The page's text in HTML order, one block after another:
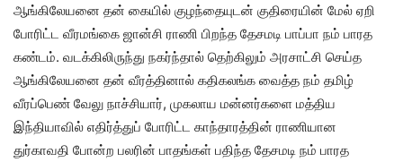
ஆங்கிலேயனை தன் கையில் குழந்தையுடன் குதிரையின் மேல் ஏறி
போரிட்ட வீரமங்கை ஜான்சி ராணி பிறந்த தேசமடி பாப்பா நம் பாரத
கண்டம். வடக்கிலிருந்து நகர்ந்தால் தெற்கிலும் அரசாட்சி செய்த
ஆங்கிலேயனை தன் வீரத்தினால் கதிகலங்க வைத்த நம் தமிழ்
வீரப்பெண் வேலு நாச்சியார், முகலாய மன்னர்களை மத்திய
இந்தியாவில் எதிர்த்துப் போரிட்ட காந்தாரத்தின் ராணியான
துர்காவதி போன்ற பலரின் பாதங்கள் பதிந்த தேசமடி நம் பாரத